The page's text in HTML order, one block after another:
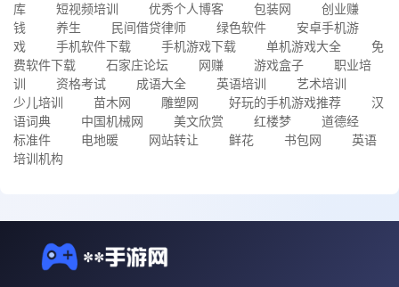
库
短视频培训 优秀个人博客 包装网
创业赚
钱
养生 民间借贷律师 绿色软件
安卓手机游
戏
手机软件下载 手机游戏下载 单机游戏大全
免
费软件下载
石家庄论坛 网赚 游戏盒子
职业培
训
资格考试 成语大全 英语培训
艺术培训
少儿培训
苗木网 雕塑网 好玩的手机游戏推荐
汉
语词典
中国机械网 美文欣赏 红楼梦
道德经
标准件
电地暖 网站转让 鲜花 书包网
英语
培训机构